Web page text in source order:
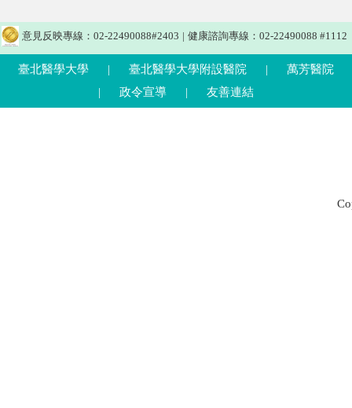
意見反映專線：02-22490088#2403 | 健康諮詢專線：02-22490088 #1112
臺北醫學大學 | 臺北醫學大學附設醫院 |
萬芳醫院
|
政令宣導 | 友善連結